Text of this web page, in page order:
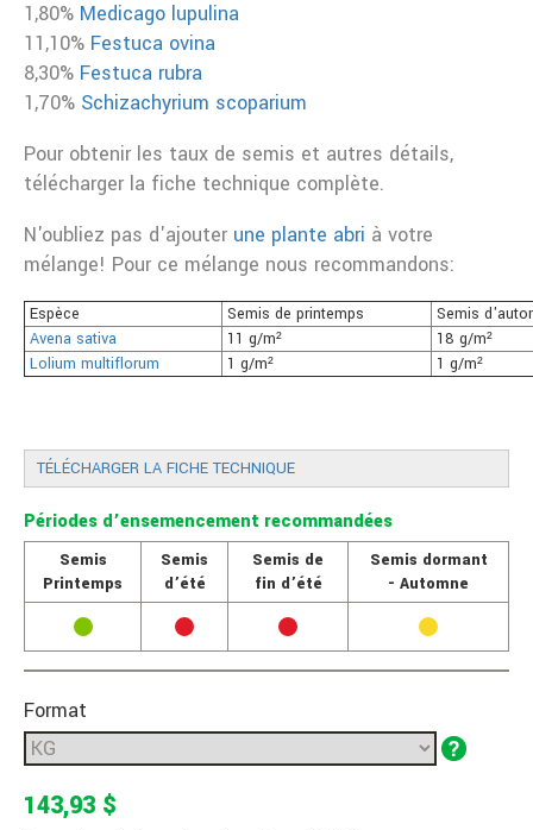
1,80% Medicago lupulina
11,10% Festuca ovina
8,30% Festuca rubra
1,70% Schizachyrium scoparium
Pour obtenir les taux de semis et autres détails,
télécharger la fiche technique complète.
N'oubliez pas d'ajouter une plante abri à votre
mélange! Pour ce mélange nous recommandons:
Espèce Semis de printemps
Semis
Avena sativa
11 g/m²
18 g/m²
Lolium multiflorum
1 g/m² 1 g/m²
TÉLÉCHARGER LA FICHE TECHNIQUE
Périodes d’ensemencement recommandées
Semis
Printemps
Semis
d’été
Semis de
fin d’été
Semis dormant
- Automne
Format
143,93 $